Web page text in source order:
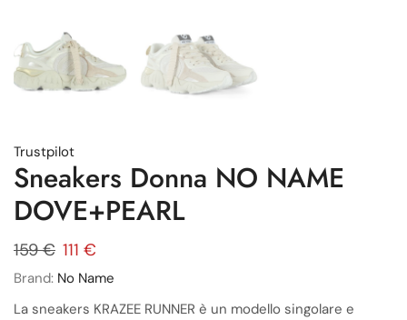
Trustpilot
Sneakers Donna NO NAME
DOVE+PEARL
159€ 111 €
Brand: No Name
La sneakers KRAZEE RUNNER è un modello singolare e